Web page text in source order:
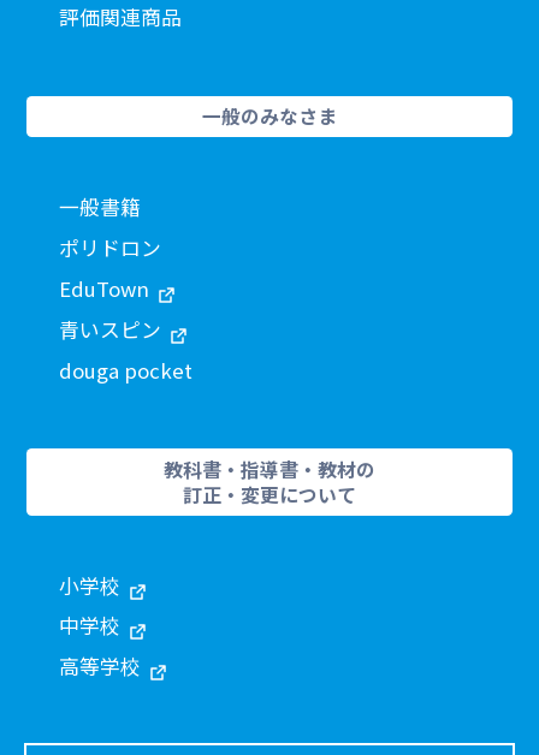
評価関連商品
一般のみなさま
一般書籍
ポリドロン
EduTown
青いスピン
douga pocket
教科書・指導書・教材の
訂正・変更について
小学校
中学校
高等学校